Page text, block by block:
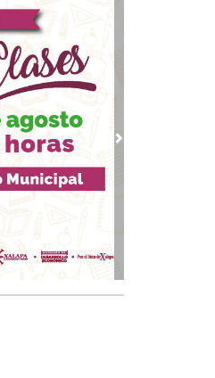
a los
del Sureste
Zapata inicio
cerca de 100
Next